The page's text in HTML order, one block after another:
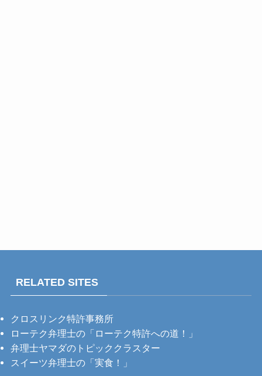
RELATED SITES
クロスリンク特許事務所
ローテク弁理士の「ローテク特許への道！」
弁理士ヤマダのトピッククラスター
スイーツ弁理士の「実食！」